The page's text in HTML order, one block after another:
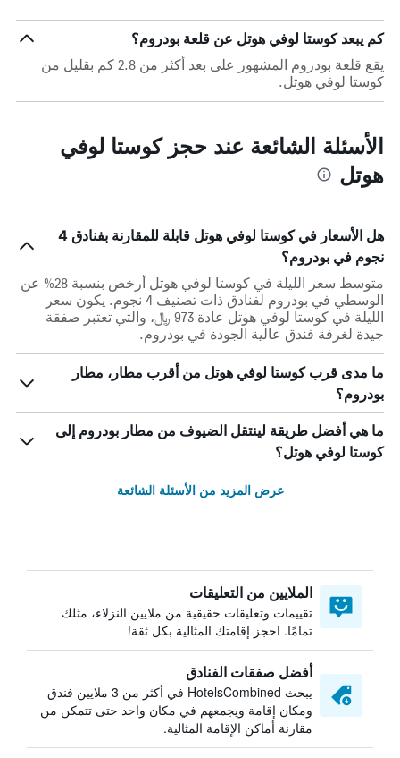
كم يبعد كوستا لوفي هوتل عن قلعة بودروم؟
يقع قلعة بودروم المشهور على بعد أكثر من 2.8 كم بقليل من
كوستا لوفي هوتل.
الأسئلة الشائعة عند حجز كوستا لوفي
هوتل
هل الأسعار في كوستا لوفي هوتل قابلة للمقارنة بفنادق 4
نجوم في بودروم؟
متوسط سعر الليلة في كوستا لوفي هوتل أرخص بنسبة 28% عن
الوسطي في بودروم لفنادق ذات تصنيف 4 نجوم. يكون سعر
الليلة في كوستا لوفي هوتل عادة 973 ﷼، والتي تعتبر صفقة
جيدة لغرفة فندق عالية الجودة في بودروم.
ما مدى قرب كوستا لوفي هوتل من أقرب مطار، مطار
بودروم؟
ما هي أفضل طريقة لينتقل الضيوف من مطار بودروم إلى
كوستا لوفي هوتل؟
عرض المزيد من الأسئلة الشائعة
الملايين من التعليقات
تقييمات وتعليقات حقيقية من ملايين النزلاء، مثلك
تمامًا. احجز إقامتك المثالية بكل ثقة!
أفضل صفقات الفنادق
يبحث HotelsCombined في أكثر من 3 ملايين فندق
ومكان إقامة ويجمعهم في مكان واحد حتى تتمكن من
مقارنة أماكن الإقامة المثالية.